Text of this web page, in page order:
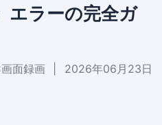
エラーの完全ガ
面録画
2026年06月23日